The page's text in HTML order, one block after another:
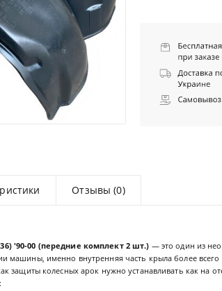
Отзывы (0)
'90-00 (передние комплект 2 шт.) — это один из
машины, именно внутренняя часть крыла более
защиты колесных арок нужно устанавливать как на